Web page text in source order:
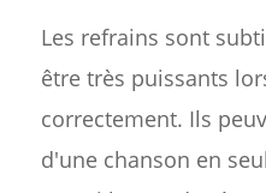
Les refrains sont
être très puissants
correctement. Ils
d'une chanson en